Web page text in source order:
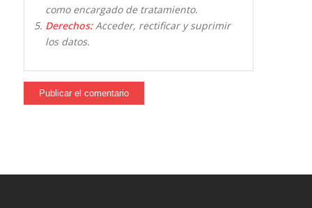
como encargado de tratamiento.
Derechos:Acceder, rectificar y suprimir
los datos.